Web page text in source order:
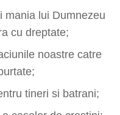
mania lui Dumnezeu
cu dreptate;
noastre catre
tineri si batrani;